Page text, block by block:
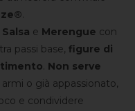
.
Salsa e Merengue con
passi base, figure di
. Non serve
o già appassionato,
e condividere